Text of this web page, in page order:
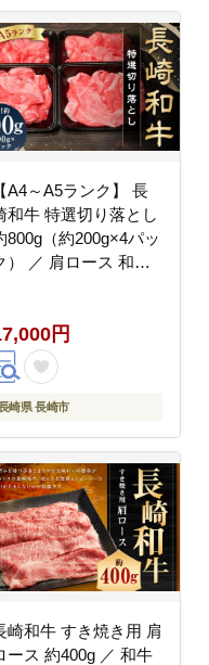
【A4～A5ランク】 長
和牛 特選切り落とし
800g（約200g×4パッ
） ／ 肩ロース 和牛
ク 冷凍 長崎県 長崎
meat shop FUKU
円
崎県 長崎市
崎和牛 すき焼き用 肩
ース 約400g ／ 和牛